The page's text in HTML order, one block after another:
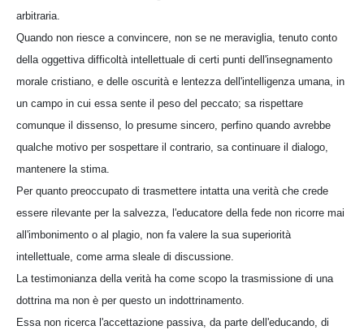
arbitraria.
Quando non riesce a convincere, non se ne meraviglia, tenuto conto
della oggettiva difficoltà intellettuale di certi punti dell'insegnamento
morale cristiano, e delle oscurità e lentezza dell'intelligenza umana, in
un campo in cui essa sente il peso del peccato; sa rispettare
comunque il dissenso, lo presume sincero, perfino quando avrebbe
qualche motivo per sospettare il contrario, sa continuare il dialogo,
mantenere la stima.
Per quanto preoccupato di trasmettere intatta una verità che crede
essere rilevante per la salvezza, l'educatore della fede non ricorre mai
all'imbonimento o al plagio, non fa valere la sua superiorità
intellettuale, come arma sleale di discussione.
La testimonianza della verità ha come scopo la trasmissione di una
dottrina ma non è per questo un indottrinamento.
Essa non ricerca l'accettazione passiva, da parte dell'educando, di